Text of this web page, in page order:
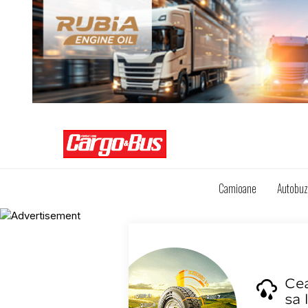
Camioane